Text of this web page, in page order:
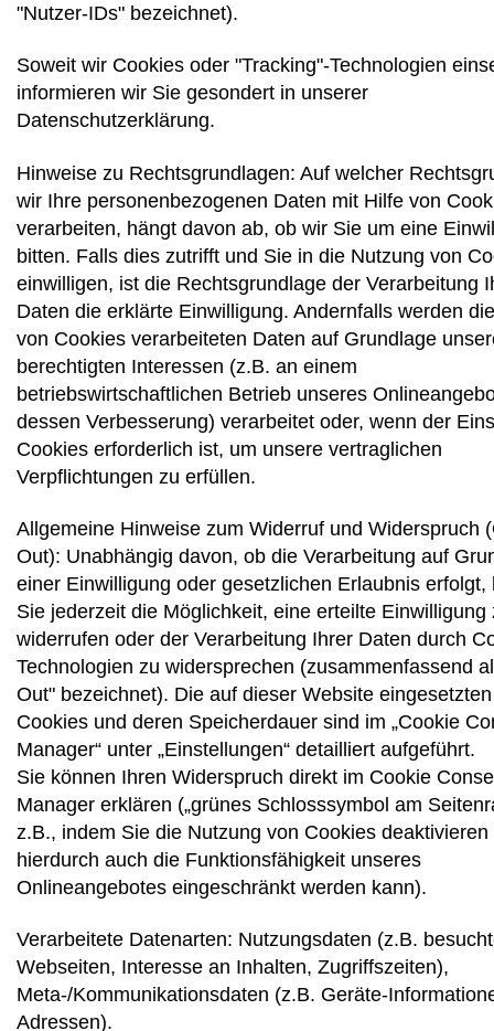
"Nutzer-IDs" bezeichnet).
Soweit wir Cookies oder "Tracking"-Technologien
informieren wir Sie gesondert in unserer
Datenschutzerklärung.
Hinweise zu Rechtsgrundlagen: Auf welcher
wir Ihre personenbezogenen Daten mit Hilfe von
verarbeiten, hängt davon ab, ob wir Sie um eine
bitten. Falls dies zutrifft und Sie in die Nutzung von
einwilligen, ist die Rechtsgrundlage der Verarbeitung
Daten die erklärte Einwilligung. Andernfalls werden
von Cookies verarbeiteten Daten auf Grundlage
berechtigten Interessen (z.B. an einem
betriebswirtschaftlichen Betrieb unseres
dessen Verbesserung) verarbeitet oder, wenn der
Cookies erforderlich ist, um unsere vertraglichen
Verpflichtungen zu erfüllen.
Allgemeine Hinweise zum Widerruf und Widerspruch
Out): Unabhängig davon, ob die Verarbeitung auf
einer Einwilligung oder gesetzlichen Erlaubnis erfolgt,
Sie jederzeit die Möglichkeit, eine erteilte Einwilligung
widerrufen oder der Verarbeitung Ihrer Daten durch
Technologien zu widersprechen (zusammenfassend
Out" bezeichnet). Die auf dieser Website eingesetzten
Cookies und deren Speicherdauer sind im „Cookie
Manager“ unter „Einstellungen“ detailliert aufgeführt.
Sie können Ihren Widerspruch direkt im Cookie
Manager erklären („grünes Schlosssymbol am
z.B., indem Sie die Nutzung von Cookies deaktivieren
hierdurch auch die Funktionsfähigkeit unseres
Onlineangebotes eingeschränkt werden kann).
Verarbeitete Datenarten: Nutzungsdaten (z.B.
Webseiten, Interesse an Inhalten, Zugriffszeiten),
Meta-/Kommunikationsdaten (z.B. Geräte-
Adressen).